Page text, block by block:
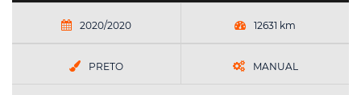
2020/2020 12631 km
PRETO MANUAL